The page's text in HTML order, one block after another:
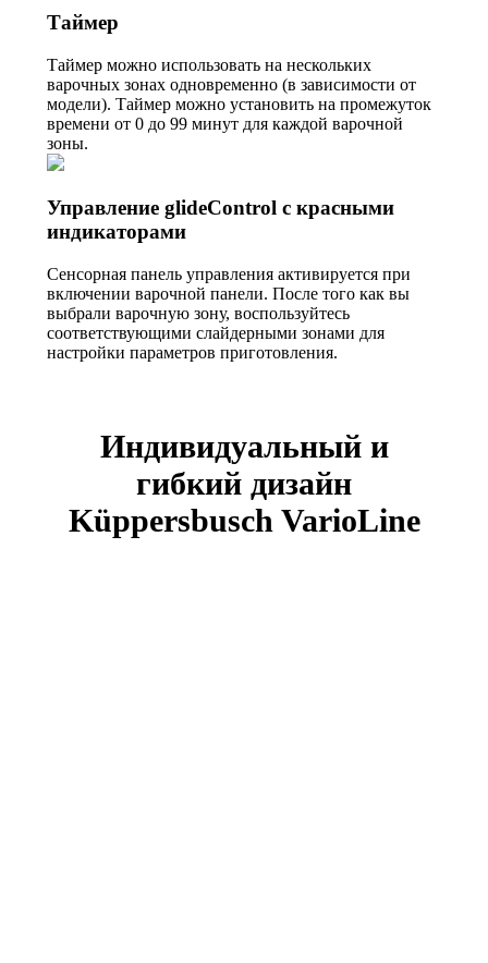
Таймер
Таймер можно использовать на нескольких
варочных зонах одновременно (в зависимости от
модели). Таймер можно установить на промежуток
времени от 0 до 99 минут для каждой варочной
зоны.
Управление glideControl с красными
индикаторами
Сенсорная панель управления активируется при
включении варочной панели. После того как вы
выбрали варочную зону, воспользуйтесь
соответствующими слайдерными зонами для
настройки параметров приготовления.
Индивидуальный и
гибкий дизайн
Küppersbusch VarioLine